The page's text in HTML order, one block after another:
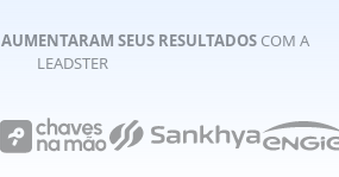
AUMENTARAM SEUS RESULTADOS COM A
LEADSTER